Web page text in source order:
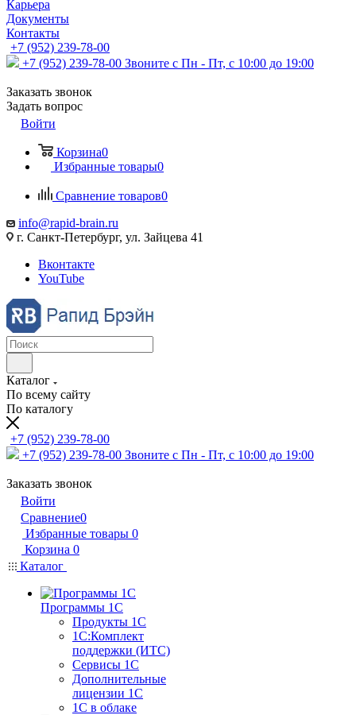
Карьера
Документы
Контакты
+7 (952) 239-78-00
+7 (952) 239-78-00 Звоните с Пн - Пт, с 10:00 до 19:00
Заказать звонок
Задать вопрос
Войти
Корзина0
Избранные товары0
Сравнение товаров0
info@rapid-brain.ru
г. Санкт-Петербург, ул. Зайцева 41
Вконтакте
YouTube
Каталог
По всему сайту
По каталогу
+7 (952) 239-78-00
+7 (952) 239-78-00 Звоните с Пн - Пт, с 10:00 до 19:00
Заказать звонок
Войти
Сравнение0
Избранные товары 0
Корзина 0
Каталог
Программы 1С
Продукты 1С
1С:Комплект
поддержки (ИТС)
Сервисы 1С
Дополнительные
лицензии 1С
1С в облаке